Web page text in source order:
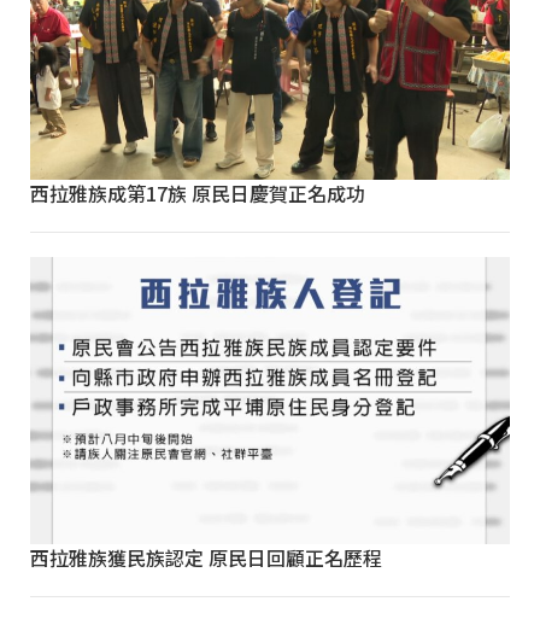
西拉雅族成第17族 原民日慶賀正名成功
西拉雅族獲民族認定 原民日回顧正名歷程